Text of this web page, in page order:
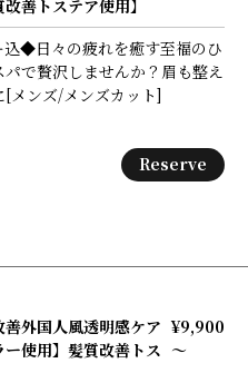
善トステア使用】
込◆日々の疲れを癒す至福のひ
で贅沢しませんか？眉も整え
[メンズ/メンズカット]
Reserve
外国人風透明感ケア
使用】髪質改善トス
¥9,900
～